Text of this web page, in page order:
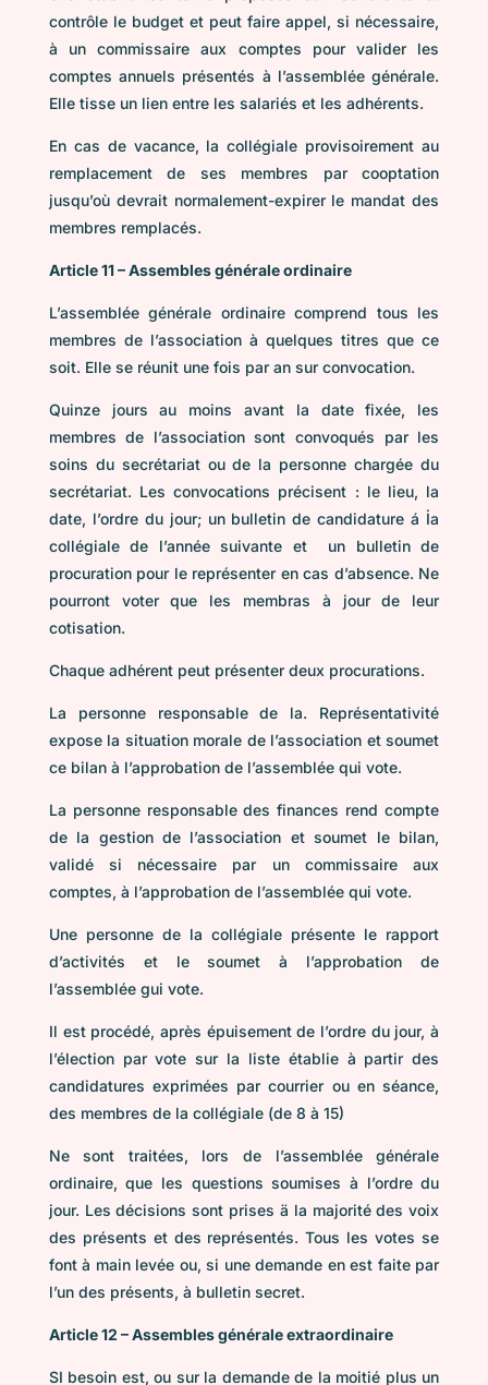
contrôle le budget et peut faire appel, si nécessaire,
à un commissaire aux comptes pour valider les
comptes annuels présentés à l’assemblée générale.
Elle tisse un lien entre les salariés et les adhérents.
En cas de vacance, la collégiale provisoirement au
remplacement de ses membres par cooptation
jusqu’où devrait normalement-expirer le mandat des
membres remplacés.
Article 11 – Assembles générale ordinaire
L’assemblée générale ordinaire comprend tous les
membres de l’association à quelques titres que ce
soit. Elle se réunit une fois par an sur convocation.
Quinze jours au moins avant la date fixée, les
membres de l’association sont convoqués par les
soins du secrétariat ou de la personne chargée du
secrétariat. Les convocations précisent : le lieu, la
date, l’ordre du jour; un bulletin de candidature á İa
collégiale de l’année suivante et un bulletin de
procuration pour le représenter en cas d’absence. Ne
pourront voter que les membras à jour de leur
cotisation.
Chaque adhérent peut présenter deux procurations.
La personne responsable de la. Représentativité
expose la situation morale de l’association et soumet
ce bilan à l’approbation de l’assemblée qui vote.
La personne responsable des finances rend compte
de la gestion de l’association et soumet le bilan,
validé si nécessaire par un commissaire aux
comptes, à l’approbation de l’assemblée qui vote.
Une personne de la collégiale présente le rapport
d’activités et le soumet à l’approbation de
l’assemblée gui vote.
Il est procédé, après épuisement de l’ordre du jour, à
l’élection par vote sur la liste établie à partir des
candidatures exprimées par courrier ou en séance,
des membres de la collégiale (de 8 à 15)
Ne sont traitées, lors de l’assemblée générale
ordinaire, que les questions soumises à l’ordre du
jour. Les décisions sont prises ä la majorité des voix
des présents et des représentés. Tous les votes se
font à main levée ou, si une demande en est faite par
l’un des présents, à bulletin secret.
Article 12 – Assembles générale extraordinaire
SI besoin est, ou sur la demande de la moitié plus un